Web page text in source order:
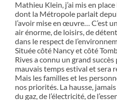
Mathieu Klein, j’ai mis en
dont la Métropole parlait
l’avoir mise en œuvre… C’est
air énorme, de loisirs, de
dans le respect de
Située côté Nancy et côté
Rives a connu un grand
mauvais temps estival et sera
Mais les familles et les
nos priorités. La hausse,
du gaz, de l’électricité, de